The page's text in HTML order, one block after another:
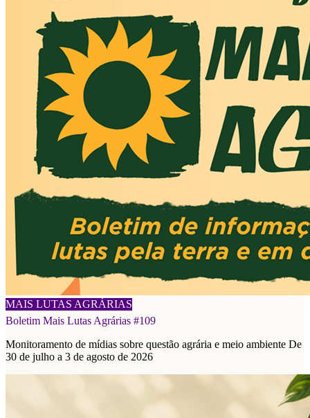
MAIS LUTAS AGRÁRIAS
08/08/2026
Boletim Mais Lutas Agrárias #109
Monitoramento de mídias sobre questão agrária e meio ambiente De
30 de julho a 3 de agosto de 2026